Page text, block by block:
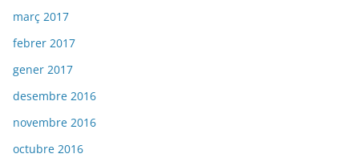
març 2017
febrer 2017
gener 2017
desembre 2016
novembre 2016
octubre 2016